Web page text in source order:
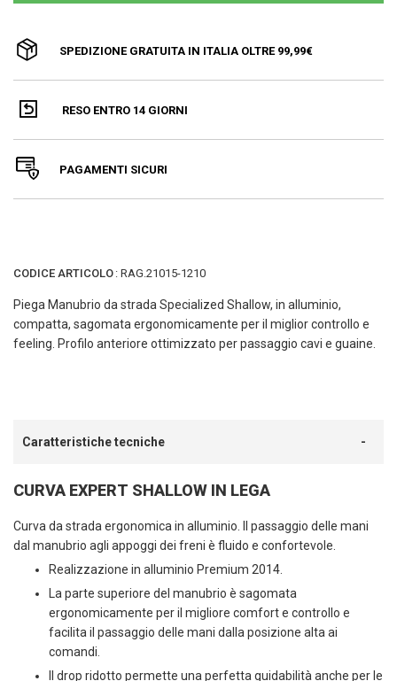
SPEDIZIONE GRATUITA IN ITALIA OLTRE 99,99€
RESO ENTRO 14 GIORNI
PAGAMENTI SICURI
CODICE ARTICOLO : RAG.21015-1210
Piega Manubrio da strada Specialized Shallow, in alluminio,
compatta, sagomata ergonomicamente per il miglior controllo e
feeling. Profilo anteriore ottimizzato per passaggio cavi e guaine.
Caratteristiche tecniche
CURVA EXPERT SHALLOW IN LEGA
Curva da strada ergonomica in alluminio. Il passaggio delle mani
dal manubrio agli appoggi dei freni è fluido e confortevole.
Realizzazione in alluminio Premium 2014.
La parte superiore del manubrio è sagomata
ergonomicamente per il migliore comfort e controllo e
facilita il passaggio delle mani dalla posizione alta ai
comandi.
Il drop ridotto permette una perfetta guidabilità anche per le